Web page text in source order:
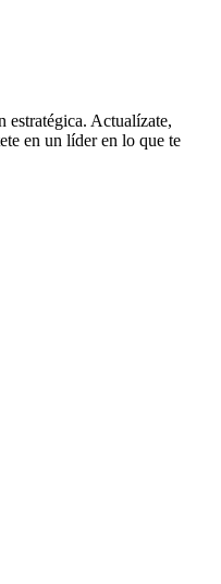
estratégica. Actualízate,
en un líder en lo que te